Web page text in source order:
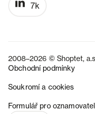
7k
2008–2026 © Shoptet,
Obchodní podmínky
Soukromí a cookies
Formulář pro